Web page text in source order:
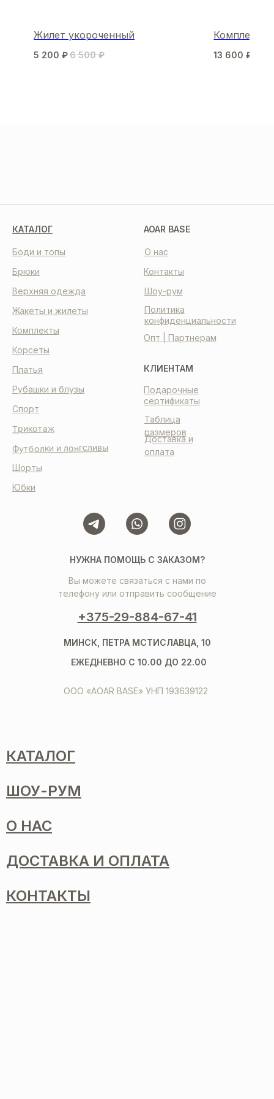
Жилет укороченный
5 200 ₽6 500 ₽
Комплект
13 600 ₽
КАТАЛОГ
КЛИЕНТАМ
Таблица
размеров
Доставка и
оплата
Подарочные
сертификаты
НУЖНА ПОМОЩЬ С ЗАКАЗОМ?
Вы можете связаться с нами по
телефону или отправить сообщение
+375-29-884-67-41
ООО «AOAR BASE» УНП 193639122
МИНСК, ПЕТРА МСТИСЛАВЦА, 10
ЕЖЕДНЕВНО С 10.00 ДО 22.00
AOAR BASE
О нас
Контакты
Шоу-рум
Политика
конфиденциальности
Опт | Партнерам
Корсеты
Платья
Боди и топы
Комплекты
Шорты
Спорт
Рубашки и блузы
Брюки
Жакеты и жилеты
Трикотаж
Футболки и лонгсливы
Верхняя одежда
Юбки
КАТАЛОГ
ШОУ-РУМ
О НАС
ДОСТАВКА И ОПЛАТА
КОНТАКТЫ